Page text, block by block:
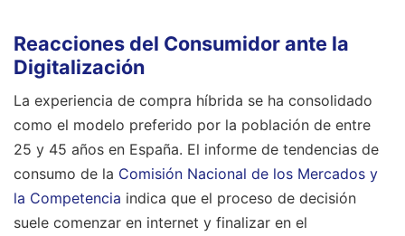
Reacciones del Consumidor ante la
Digitalización
La experiencia de compra híbrida se ha consolidado
como el modelo preferido por la población de entre
25 y 45 años en España. El informe de tendencias de
consumo de la Comisión Nacional de los Mercados y
la Competencia indica que el proceso de decisión
suele comenzar en internet y finalizar en el